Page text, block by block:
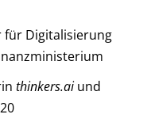
für Digitalisierung
thinkers.aiund